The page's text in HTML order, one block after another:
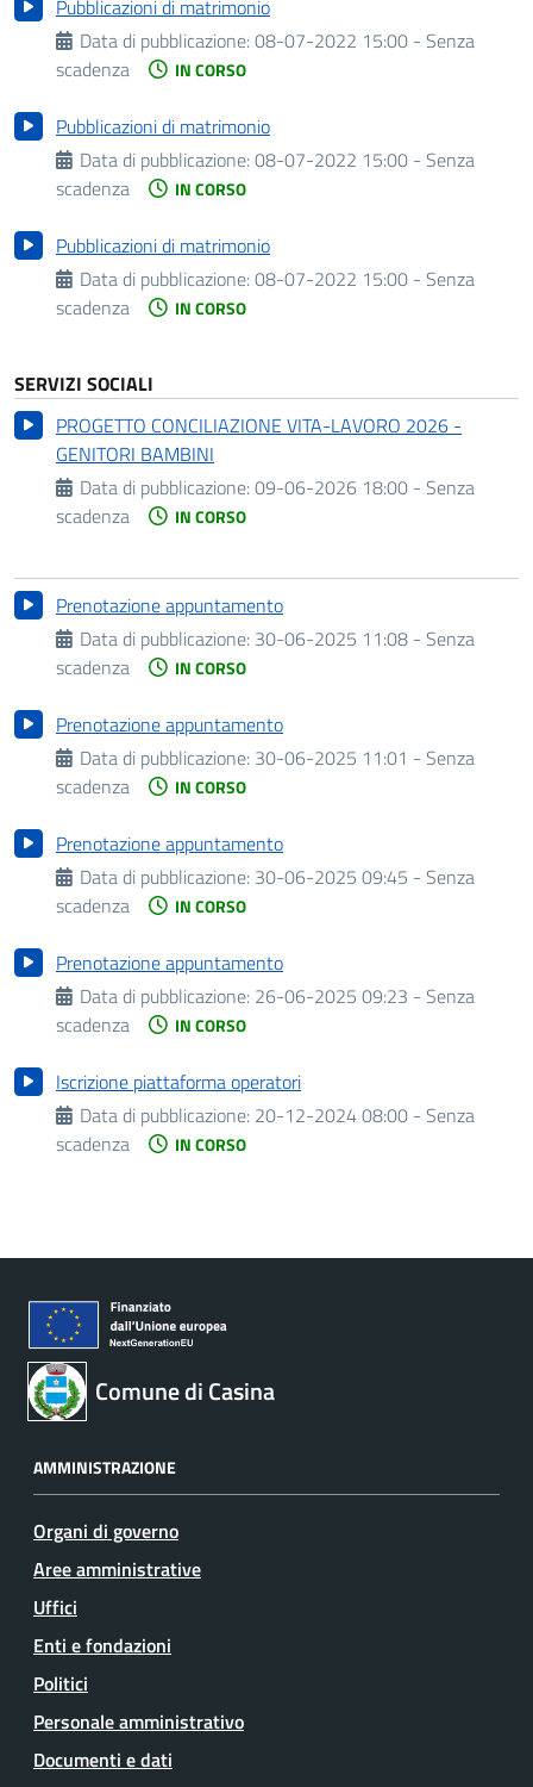
Pubblicazioni di matrimonio
Data di pubblicazione:08-07-2022 15:00 - Senza
scadenza
IN CORSO
Pubblicazioni di matrimonio
Data di pubblicazione:08-07-2022 15:00 - Senza
scadenza
IN CORSO
Pubblicazioni di matrimonio
Data di pubblicazione:08-07-2022 15:00 - Senza
scadenza
IN CORSO
SERVIZI SOCIALI
PROGETTO CONCILIAZIONE VITA-LAVORO 2026 -
GENITORI BAMBINI
Data di pubblicazione:09-06-2026 18:00 - Senza
scadenza
IN CORSO
Prenotazione appuntamento
Data di pubblicazione: 30-06-2025 11:08 - Senza
scadenza
IN CORSO
Prenotazione appuntamento
Data di pubblicazione: 30-06-2025 11:01 - Senza
scadenza
IN CORSO
Prenotazione appuntamento
Data di pubblicazione: 30-06-2025 09:45 - Senza
scadenza
IN CORSO
Prenotazione appuntamento
Data di pubblicazione: 26-06-2025 09:23 - Senza
scadenza
IN CORSO
Iscrizione piattaforma operatori
Data di pubblicazione: 20-12-2024 08:00 - Senza
scadenza
IN CORSO
Comune di Casina
AMMINISTRAZIONE
Organi di governo
Aree amministrative
Uffici
Enti e fondazioni
Politici
Personale amministrativo
Documenti e dati